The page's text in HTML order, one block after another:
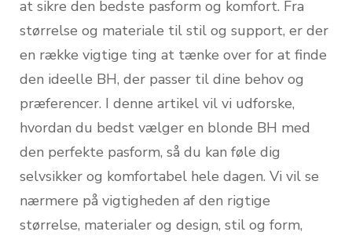
at sikre den bedste pasform og komfort. Fra
størrelse og materiale til stil og support, er der
en række vigtige ting at tænke over for at finde
den ideelle BH, der passer til dine behov og
præferencer. I denne artikel vil vi udforske,
hvordan du bedst vælger en blonde BH med
den perfekte pasform, så du kan føle dig
selvsikker og komfortabel hele dagen. Vi vil se
nærmere på vigtigheden af den rigtige
størrelse, materialer og design, stil og form,